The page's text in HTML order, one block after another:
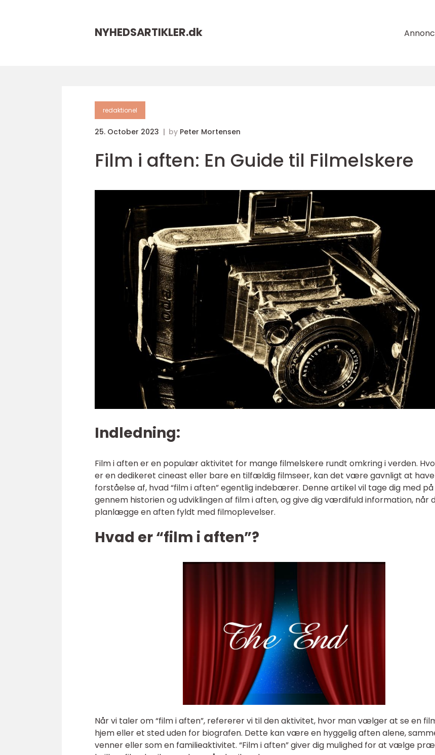
NYHEDSARTIKLER.dk
redaktionel
25. October 2023 by Peter Mortensen
Film i aften: En Guide til Filmelskere
Indledning:
Film i aften er en populær aktivitet for mange filmelskere rundt omkring i verden.
er en dedikeret cineast eller bare en tilfældig filmseer, kan det være gavnligt at
forståelse af, hvad “film i aften” egentlig indebærer. Denne artikel vil tage dig med
gennem historien og udviklingen af film i aften, og give dig værdifuld information, når
planlægge en aften fyldt med filmoplevelser.
Hvad er “film i aften”?
Når vi taler om “film i aften”, refererer vi til den aktivitet, hvor man vælger at se en
hjem eller et sted uden for biografen. Dette kan være en hyggelig aften alene,
venner eller som en familieaktivitet. “Film i aften” giver dig mulighed for at vælge